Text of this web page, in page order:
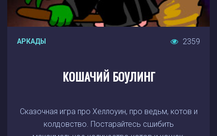
АРКАДЫ 2359
КОШАЧИЙ БОУЛИНГ
Сказочная игра про Хеллоуин, про ведьм, котов и
колдовство. Постарайтесь сшибить